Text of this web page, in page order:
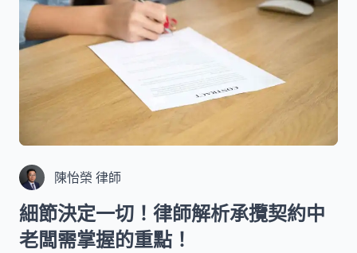
陳怡榮 律師
細節決定一切！律師解析承攬契約中
老闆需掌握的重點！